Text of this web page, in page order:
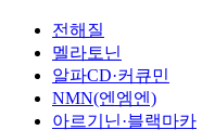
전해질
멜라토닌
알파CD·커큐민
NMN(엔엠엔)
아르기닌·블랙마카